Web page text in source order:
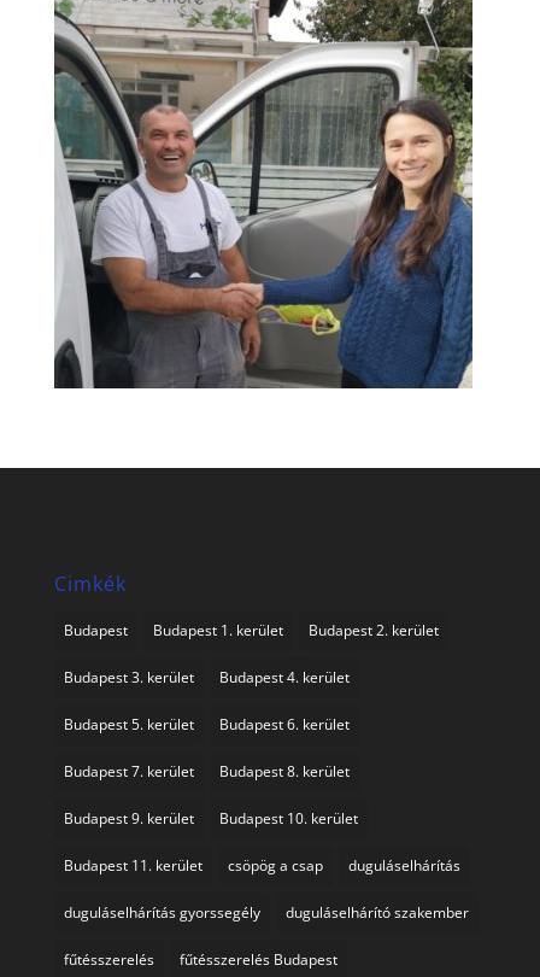
Cimkék
Budapest Budapest 1. kerület Budapest 2. kerület
Budapest 3. kerület Budapest 4. kerület
Budapest 5. kerület Budapest 6. kerület
Budapest 7. kerület Budapest 8. kerület
Budapest 9. kerület Budapest 10. kerület
Budapest 11. kerület csöpög a csap duguláselhárítás
duguláselhárítás gyorssegély duguláselhárító szakember
fűtésszerelés fűtésszerelés Budapest